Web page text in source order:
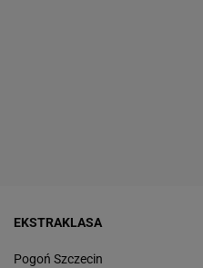
EKSTRAKLASA
Pogoń Szczecin